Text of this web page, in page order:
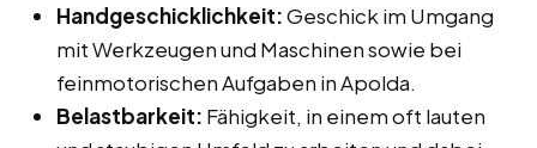
Handgeschicklichkeit:Geschick im Umgang
mit Werkzeugen und Maschinen sowie bei
feinmotorischen Aufgaben in Apolda.
Belastbarkeit: Fähigkeit, in einem oft lauten